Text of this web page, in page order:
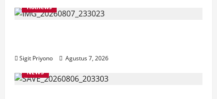
Hotnews
Sigit Priyono
Agustus 7, 2026
NEWS